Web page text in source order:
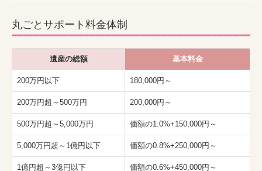
丸ごとサポート料金体制
遺産の総額 基本料金
200万円以下 180,000円～
200万円超～500万円 200,000円～
500万円超～5,000万円 価額の1.0%+150,000円～
5,000万円超～1億円以下 価額の0.8%+250,000円～
1億円超～3億円以下 価額の0.6%+450,000円～